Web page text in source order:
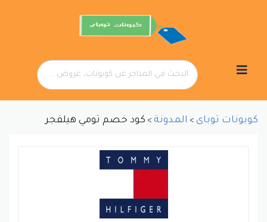
إلى
كوبونات توباى > المدونة > كود خصم تومي هيلفجر